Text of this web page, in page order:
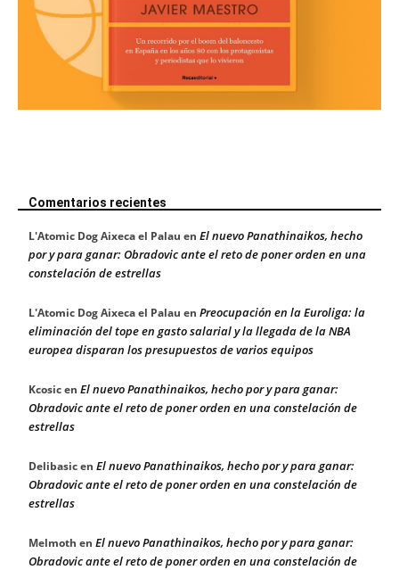
Comentarios recientes
L'Atomic Dog Aixeca el Palau en El nuevo Panathinaikos, hecho
por y para ganar: Obradovic ante el reto de poner orden en una
constelación de estrellas
L'Atomic Dog Aixeca el Palau en Preocupación en la Euroliga: la
eliminación del tope en gasto salarial y la llegada de la NBA
europea disparan los presupuestos de varios equipos
Kcosicen El nuevo Panathinaikos, hecho por y para ganar:
Obradovic ante el reto de poner orden en una constelación de
estrellas
Delibasicen El nuevo Panathinaikos, hecho por y para ganar:
Obradovic ante el reto de poner orden en una constelación de
estrellas
Melmoth en El nuevo Panathinaikos, hecho por y para ganar:
Obradovic ante el reto de poner orden en una constelación de